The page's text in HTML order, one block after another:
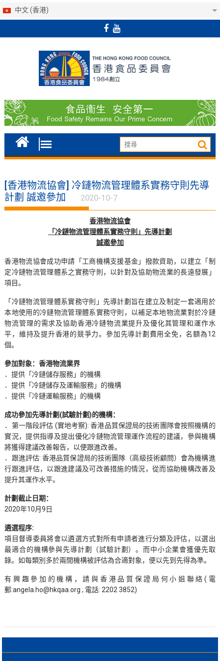
中文 (香港)
[香港物流協會] 冷鏈物流管理體系實務守則先導
計劃 誠邀參加
2020-10-7
香港物流協會
「冷鏈物流管理體系實務守則」先導計劃
誠邀參加
香港物流協會成功申請「工商機構支援基金」撥款資助，以建立「制
定冷鏈物流管理體系之實務守則，以針對及協助物流業的長遠發展」
項目。
「冷鏈物流管理體系實務守則」先導計劃旨在建立及制定一套適用於
本地使用的冷鏈物流管理體系實務守則，以補足本地物流業對於冷鏈
物流管理的需求及協助香港冷鏈物流業提升及優化其管理和運作水
平，維持及提升香港的競爭力。參加先導計劃費用全免，名額為12
個。
參加對象：香港物流業界
．提供「冷鏈儲存服務」的機構
．提供「冷鏈儲存及運輸服務」的機構
．提供「冷鏈運輸服務」的機構
成功參加先導計劃(試驗計劃)的機構：
．第一階段評估 (實地考察): 香港品質保證局的技術團隊會按照機構的
實況，提供指導及提出優化冷鏈物流管理運作流程的建議，參與機構
將獲得建議改善報告，以便跟進改善。
．跟進評估: 香港品質保證局的技術團隊（高級技術顧問）會為機構進
行跟進評估，以跟進建議及可改善措施的情況，從而協助機構改善及
提升其運作水平。
計劃截止日期：
2020年10月9日
遴選程序:
項目督導委員將會以遴選方式對所有申請者進行分類及評估，以選出
最適合的機構參與先導計劃（試驗計劃）。而中小企業會獲優先取
錄。如每類別多於兩間機構被評估為合適對象，便以先到先得為準。
有興趣參加的機構，請與香港品質保證局何小姐聯絡(電
郵:angela.ho@hkqaa.org ; 電話: 2202 3852)